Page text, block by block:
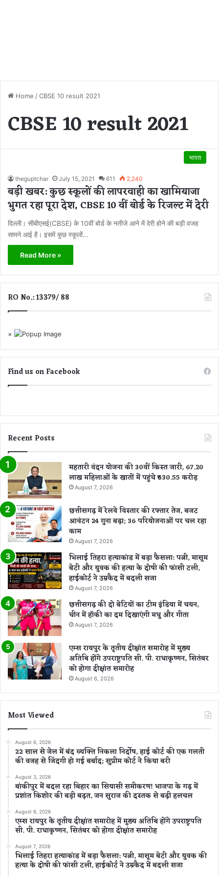
Home /CBSE 10 result 2021
CBSE 10 result 2021
भारत
theguptchar July 15, 2021 611 2,240
बड़ी खबर: कुछ स्कूलों की लापरवाही का खामियाजा
भुगत रहा पूरा देश, CBSE 10 वीं बोर्ड के रिजल्ट में देरी
दिल्ली। सीबीएसई(CBSE) के 10वीं बोर्ड के नतीजे आने में देरी होने की बड़ी वजह
सामने आई है। इसमें कुछ स्कूलों…
Read More »
RO No.: 13379/ 88
×
Find us on Facebook
Recent Posts
महतारी वंदन योजना की 30वीं किस्त जारी, 67.20
लाख महिलाओं के खातों में पहुंचे ₹630.55 करोड़
August 7, 2026
छत्तीसगढ़ में रेलवे विस्तार की रफ्तार तेज, बजट
आवंटन 24 गुना बढ़ा; 36 परियोजनाओं पर चल रहा
काम
August 7, 2026
भिलाई तिहरा हत्याकांड में बड़ा फैसला: पत्नी, मासूम
बेटी और युवक की हत्या के दोषी की फांसी टली,
हाईकोर्ट ने उम्रकैद में बदली सजा
August 7, 2026
छत्तीसगढ़ की दो बेटियों का टीम इंडिया में चयन,
चीन में हॉकी का दम दिखाएंगी मधु और गीता
August 7, 2026
एम्स रायपुर के तृतीय दीक्षांत समारोह में मुख्य
अतिथि होंगे उपराष्ट्रपति सी. पी. राधाकृष्णन, सितंबर
को होगा दीक्षांत समारोह
August 6, 2026
Most Viewed
August 6, 2026
22 साल से जेल में बंद व्यक्ति निकला निर्दोष, हाई कोर्ट की एक गलती
की वजह से जिंदगी हो गई बर्बाद; सुप्रीम कोर्ट ने किया बरी
August 3, 2026
बांकीपुर में बदल रहा बिहार का सियासी समीकरण! भाजपा के गढ़ में
प्रशांत किशोर की बड़ी बढ़त, जन सुराज की दस्तक से बढ़ी हलचल
August 6, 2026
एम्स रायपुर के तृतीय दीक्षांत समारोह में मुख्य अतिथि होंगे उपराष्ट्रपति
सी. पी. राधाकृष्णन, सितंबर को होगा दीक्षांत समारोह
August 7, 2026
भिलाई तिहरा हत्याकांड में बड़ा फैसला: पत्नी, मासूम बेटी और युवक की
हत्या के दोषी की फांसी टली, हाईकोर्ट ने उम्रकैद में बदली सजा